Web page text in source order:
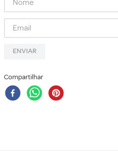
ENVIAR
Compartilhar